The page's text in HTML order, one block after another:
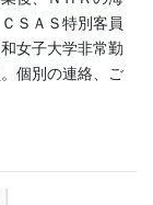
ＳＡＳ特別客員
女子大学非常勤
個別の連絡、ご